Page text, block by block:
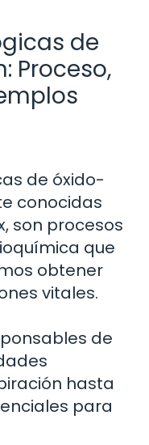
de
Proceso,
de óxido-
conocidas
son procesos
que
obtener
vitales.
de
hasta
para